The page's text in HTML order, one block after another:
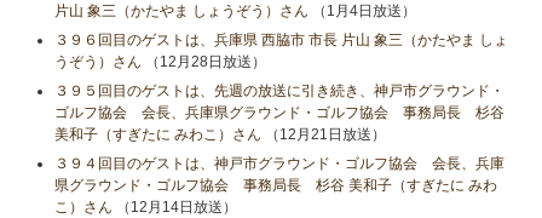
片山 象三（かたやま しょうぞう）さん （1月4日放送）
３９６回目のゲストは、兵庫県 西脇市 市長 片山 象三（かたやま しょ
うぞう）さん （12月28日放送）
３９５回目のゲストは、先週の放送に引き続き、神戸市グラウンド・
ゴルフ協会 会長、兵庫県グラウンド・ゴルフ協会 事務局長 杉谷
美和子（すぎたに みわこ）さん （12月21日放送）
３９４回目のゲストは、神戸市グラウンド・ゴルフ協会 会長、兵庫
県グラウンド・ゴルフ協会 事務局長 杉谷 美和子（すぎたに みわ
こ）さん （12月14日放送）